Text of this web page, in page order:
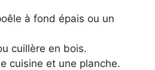
à fond épais ou un
cuillère en bois.
cuisine et une planche.